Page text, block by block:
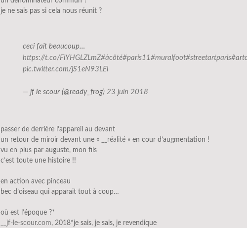
je ne sais pas si cela nous réunit ?
ceci fait beaucoup…
https://t.co/FiYHGLZLmZ#àcôté#paris11 #muralfoot#streetartparis
pic.twitter.com/jS1eN93LEl
— jf le scour (@ready_frog) 23 juin 2018
passer de derrière l’appareil au devant
un retour de miroir devant une «
__réalité » en cour d’augmentation !
vu en plus par auguste, mon fils
c’est toute une histoire !!
en action avec pinceau
bec d’oiseau qui apparait tout à coup…
où est l’époque ?*
__jf-le-scour.com, 2018*je sais, je sais, je revendique